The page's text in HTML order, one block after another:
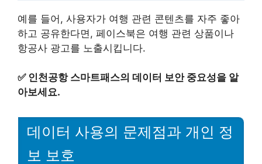
예를 들어, 사용자가 여행 관련 콘텐츠를 자주 좋아
하고 공유한다면, 페이스북은 여행 관련 상품이나
항공사 광고를 노출시킵니다.
✅ 인천공항 스마트패스의 데이터 보안 중요성을 알
아보세요.
데이터 사용의 문제점과 개인 정
보 보호